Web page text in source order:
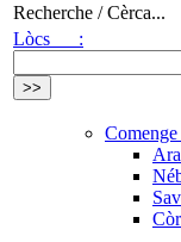
Recherche / Cèrca...
Lòcs :